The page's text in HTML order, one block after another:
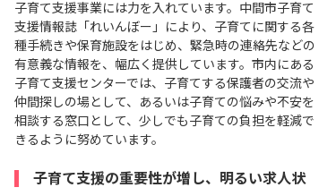
子育て支援事業には力を入れています。中間市子育て
支援情報誌「れいんぼー」により、子育てに関する各
種手続きや保育施設をはじめ、緊急時の連絡先などの
有意義な情報を、幅広く提供しています。市内にある
子育て支援センターでは、子育てする保護者の交流や
仲間探しの場として、あるいは子育ての悩みや不安を
相談する窓口として、少しでも子育ての負担を軽減で
きるように努めています。
子育て支援の重要性が増し、明るい求人状